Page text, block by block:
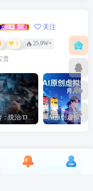
关注
1 25.9W+
贵
圣战群英传：统治/Disciples: Domination